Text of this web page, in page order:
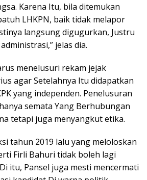
Karena Itu, bila ditemukan
LHKPN, baik tidak melapor
langsung digugurkan, Justru
jelas dia.
menelusuri rekam jejak
agar Setelahnya Itu didapatkan
yang independen. Penelusuran
semata Yang Berhubungan
tetapi juga menyangkut etika.
tahun 2019 lalu yang meloloskan
Firli Bahuri tidak boleh lagi
itu, Pansel juga mesti mencermati